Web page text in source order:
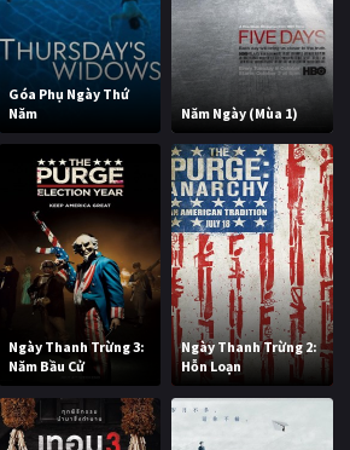
Góa Phụ Ngày Thứ
Năm
Năm Ngày (Mùa 1)
Ngày Thanh Trừng 3:
Năm Bầu Cử
Ngày Thanh Trừng 2:
Hỗn Loạn